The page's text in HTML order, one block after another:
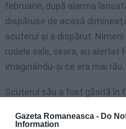
Gazeta Romaneasca - Do
Information
februarie, după alarma
dispăruse de acasă
scuterul şi a dispărut.
rudele sale, seara, au alertat
imaginându-şi ce era mai rău.
Scuterul său a fost găsită în
explicat că mama sa